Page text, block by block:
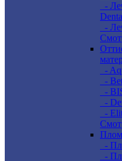
-
-
-
-
-
-
-
-
-